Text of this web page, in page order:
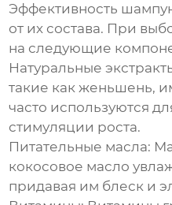
Эффективность
от их состава. При
на следующие
Натуральные
такие как женьшень,
часто используются
стимуляции роста.
Питательные масла:
кокосовое масло
придавая им блеск и